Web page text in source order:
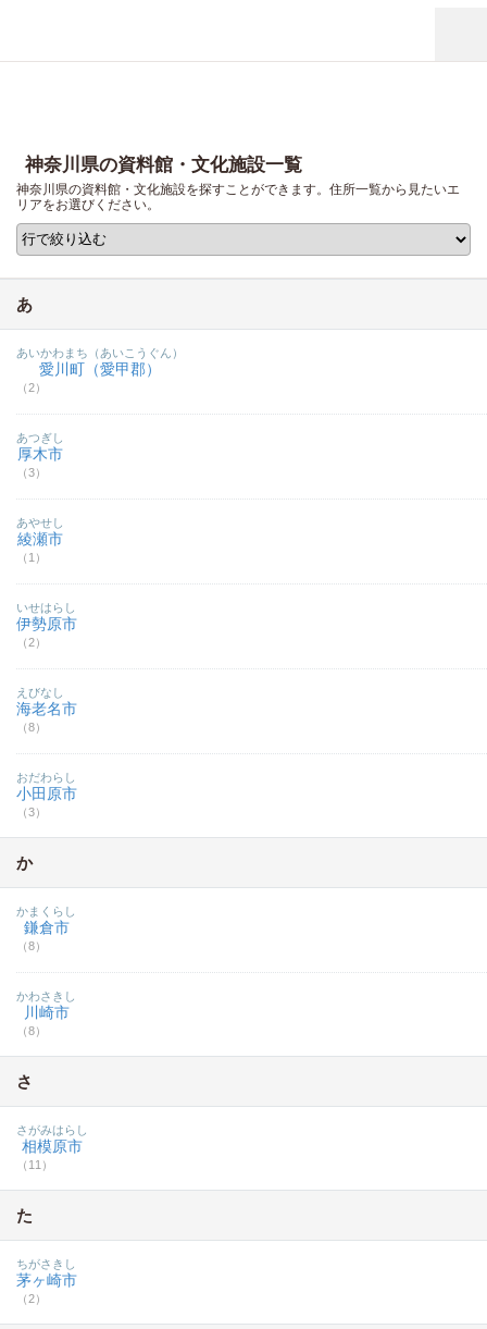
神奈川県の資料館・文化施設一覧
神奈川県の資料館・文化施設を探すことができます。住所一覧から見たいエ
リアをお選びください。
あ
愛川町（愛甲郡）
（2）
あいかわまち（あいこうぐん）
厚木市
（3）
あつぎし
綾瀬市
（1）
あやせし
伊勢原市
（2）
いせはらし
海老名市
（8）
えびなし
小田原市
（3）
おだわらし
か
鎌倉市
（8）
かまくらし
川崎市
（8）
かわさきし
さ
相模原市
（11）
さがみはらし
た
茅ヶ崎市
（2）
ちがさきし